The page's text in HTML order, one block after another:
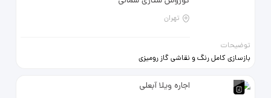
تهران
توضیحات
بازسازی کامل رنگ و نقاشی گاز رومیزی
اجاره ویلا آبعلی